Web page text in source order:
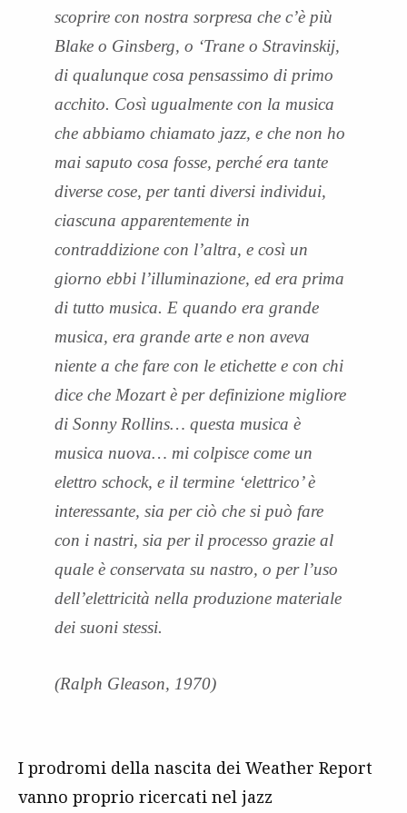
scoprire con nostra sorpresa che c’è più
Blake o Ginsberg, o ‘Trane o Stravinskij,
di qualunque cosa pensassimo di primo
acchito. Così ugualmente con la musica
che abbiamo chiamato jazz, e che non ho
mai saputo cosa fosse, perché era tante
diverse cose, per tanti diversi individui,
ciascuna apparentemente in
contraddizione con l’altra, e così un
giorno ebbi l’illuminazione, ed era prima
di tutto musica. E quando era grande
musica, era grande arte e non aveva
niente a che fare con le etichette e con chi
dice che Mozart è per definizione migliore
di Sonny Rollins… questa musica è
musica nuova… mi colpisce come un
elettro schock, e il termine ‘elettrico’ è
interessante, sia per ciò che si può fare
con i nastri, sia per il processo grazie al
quale è conservata su nastro, o per l’uso
dell’elettricità nella produzione materiale
dei suoni stessi.
(Ralph Gleason, 1970)
I prodromi della nascita dei Weather Report
vanno proprio ricercati nel jazz